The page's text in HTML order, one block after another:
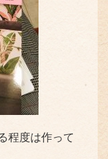
程度は作って